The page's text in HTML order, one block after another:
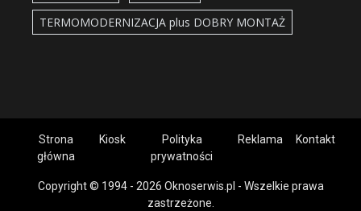
TERMOMODERNIZACJA plus DOBRY MONTAŻ
Strona
główna
Kiosk
Polityka
prywatności
Reklama Kontakt
Copyright © 1994 - 2026 Oknoserwis.pl - Wszelkie prawa
zastrzeżone.